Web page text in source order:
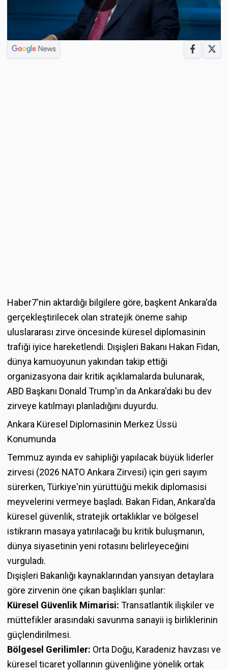
Haber7'nin aktardığı bilgilere göre, başkent Ankara'da
gerçekleştirilecek olan stratejik öneme sahip
uluslararası zirve öncesinde küresel diplomasinin
trafiği iyice hareketlendi. Dışişleri Bakanı Hakan Fidan,
dünya kamuoyunun yakından takip ettiği
organizasyona dair kritik açıklamalarda bulunarak,
ABD Başkanı Donald Trump'ın da Ankara'daki bu dev
zirveye katılmayı planladığını duyurdu.
Ankara Küresel Diplomasinin Merkez Üssü
Konumunda
Temmuz ayında ev sahipliği yapılacak büyük liderler
zirvesi (2026 NATO Ankara Zirvesi) için geri sayım
sürerken, Türkiye'nin yürüttüğü mekik diplomasisi
meyvelerini vermeye başladı. Bakan Fidan, Ankara'da
küresel güvenlik, stratejik ortaklıklar ve bölgesel
istikrarın masaya yatırılacağı bu kritik buluşmanın,
dünya siyasetinin yeni rotasını belirleyeceğini
vurguladı.
Dışişleri Bakanlığı kaynaklarından yansıyan detaylara
göre zirvenin öne çıkan başlıkları şunlar:
Küresel Güvenlik Mimarisi: Transatlantik ilişkiler ve
müttefikler arasındaki savunma sanayii iş birliklerinin
güçlendirilmesi.
Bölgesel Gerilimler: Orta Doğu, Karadeniz havzası ve
küresel ticaret yollarının güvenliğine yönelik ortak